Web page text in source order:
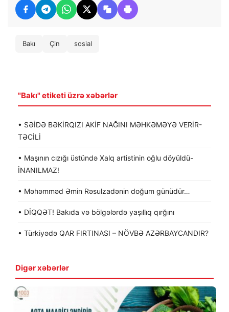
Bakı Çin sosial
"Bakı" etiketi üzrə xəbərlər
• SƏİDƏ BƏKİRQIZI AKİF NAĞINI MƏHKƏMƏYƏ VERİR-
TƏCİLİ
• Maşının cızığı üstündə Xalq artistinin oğlu döyüldü-
İNANILMAZ!
• Məhəmməd Əmin Rəsulzadənin doğum günüdür…
• DİQQƏT! Bakıda və bölgələrdə yaşıllıq qırğını
• Türkiyədə QAR FIRTINASI – NÖVBƏ AZƏRBAYCANDIR?
Digər xəbərlər